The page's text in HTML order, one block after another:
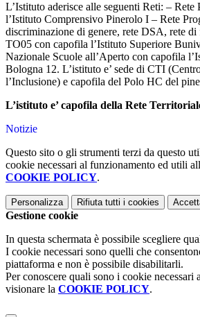
L’Istituto aderisce alle seguenti Reti: – Rete
l’Istituto Comprensivo Pinerolo I – Rete
discriminazione di genere, rete DSA, rete
TO05 con capofila l’Istituto Superiore
Nazionale Scuole all’Aperto con capofila
Bologna 12. L’istituto e’ sede di CTI
l’Inclusione) e capofila del Polo HC del
L’istituto e’ capofila della Rete
Notizie
Questo sito o gli strumenti terzi da questo
cookie necessari al funzionamento ed utili
COOKIE POLICY.
Personalizza Rifiuta tutti i cookies
Gestione cookie
In questa schermata è possibile scegliere
I cookie necessari sono quelli che
piattaforma e non è possibile disabilitarli.
Per conoscere quali sono i cookie necessari
visionare la COOKIE POLICY.